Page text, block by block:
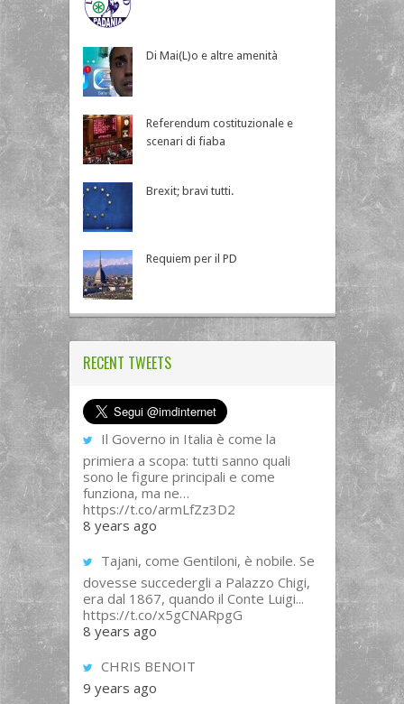
Di Mai(L)o e altre amenità
Referendum costituzionale e
scenari di fiaba
Brexit; bravi tutti.
Requiem per il PD
RECENT TWEETS
Il Governo in Italia è come la
primiera a scopa: tutti sanno quali
sono le figure principali e come
funziona, ma ne…
https://t.co/armLfZz3D2
8 years ago
Tajani, come Gentiloni, è nobile. Se
dovesse succedergli a Palazzo Chigi,
era dal 1867, quando il Conte Luigi...
https://t.co/x5gCNARpgG
8 years ago
CHRIS BENOIT
9 years ago